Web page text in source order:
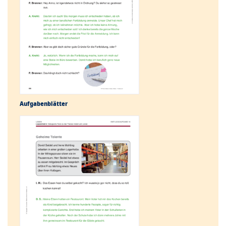
Aufgabenblätter